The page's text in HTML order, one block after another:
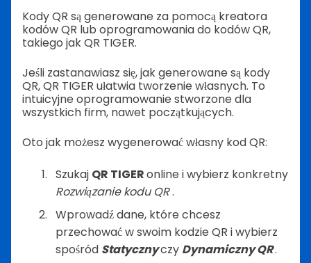
Kody QR są generowane za pomocą kreatora
kodów QR lub oprogramowania do kodów QR,
takiego jak QR TIGER.
Jeśli zastanawiasz się, jak generowane są kody
QR, QR TIGER ułatwia tworzenie własnych. To
intuicyjne oprogramowanie stworzone dla
wszystkich firm, nawet początkujących.
Oto jak możesz wygenerować własny kod QR:
Szukaj QR TIGERonline i wybierz konkretny
Rozwiązanie kodu QR.
Wprowadź dane, które chcesz
przechować w swoim kodzie QR i wybierz
spośród Statycznyczy Dynamiczny QR.